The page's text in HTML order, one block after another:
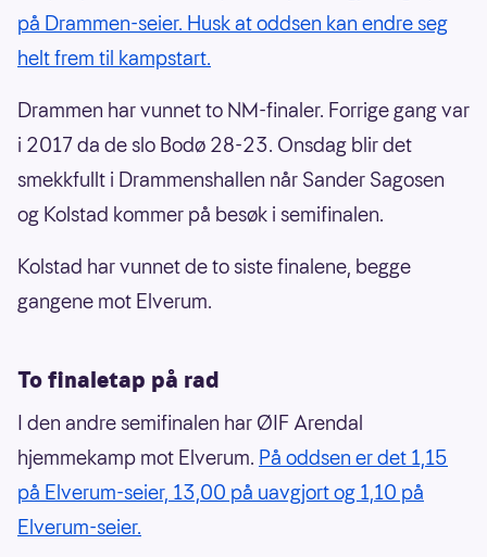
på Drammen-seier. Husk at oddsen kan endre seg
helt frem til kampstart.
Drammen har vunnet to NM-finaler. Forrige gang var
i 2017 da de slo Bodø 28-23. Onsdag blir det
smekkfullt i Drammenshallen når Sander Sagosen
og Kolstad kommer på besøk i semifinalen.
Kolstad har vunnet de to siste finalene, begge
gangene mot Elverum.
To finaletap på rad
I den andre semifinalen har ØIF Arendal
hjemmekamp mot Elverum. På oddsen er det 1,15
på Elverum-seier, 13,00 på uavgjort og 1,10 på
Elverum-seier.